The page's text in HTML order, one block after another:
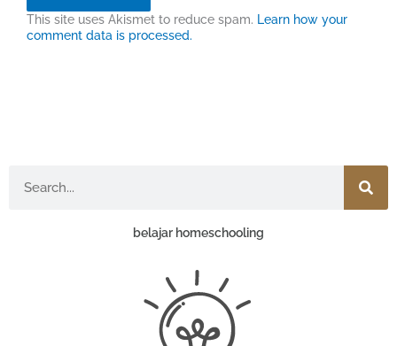
This site uses Akismet to reduce spam. Learn how your
comment data is processed.
belajar homeschooling